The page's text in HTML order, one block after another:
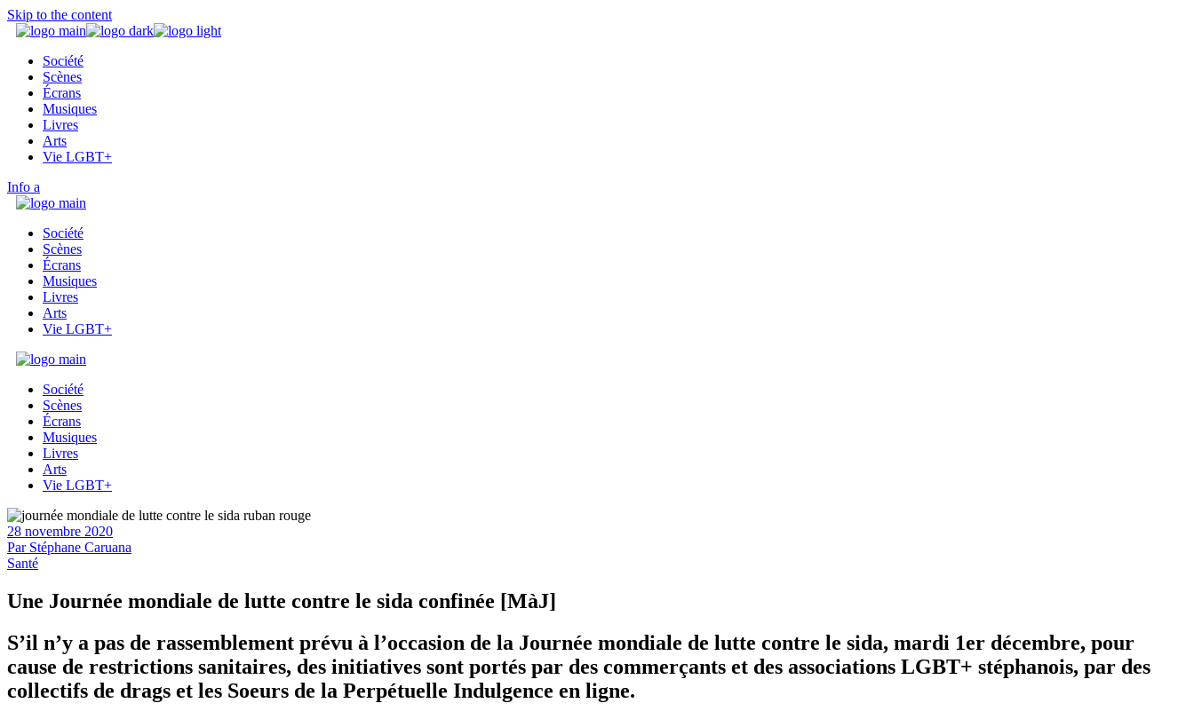
Skip to the content
Société
Scènes
Écrans
Musiques
Livres
Arts
Vie LGBT+
Info
Société
Scènes
Écrans
Musiques
Livres
Arts
Vie LGBT+
Société
Scènes
Écrans
Musiques
Livres
Arts
Vie LGBT+
28 novembre 2020
Par Stéphane Caruana
Santé
Une Journée mondiale de lutte contre le sida confinée [MàJ]
S’il n’y a pas de rassemblement prévu à l’occasion de la Journée mondiale de lutte contre le sida, mardi 1er décembre, pour
cause de restrictions sanitaires, des initiatives sont portés par des commerçants et des associations LGBT+ stéphanois, par des
collectifs de drags et les Soeurs de la Perpétuelle Indulgence en ligne.